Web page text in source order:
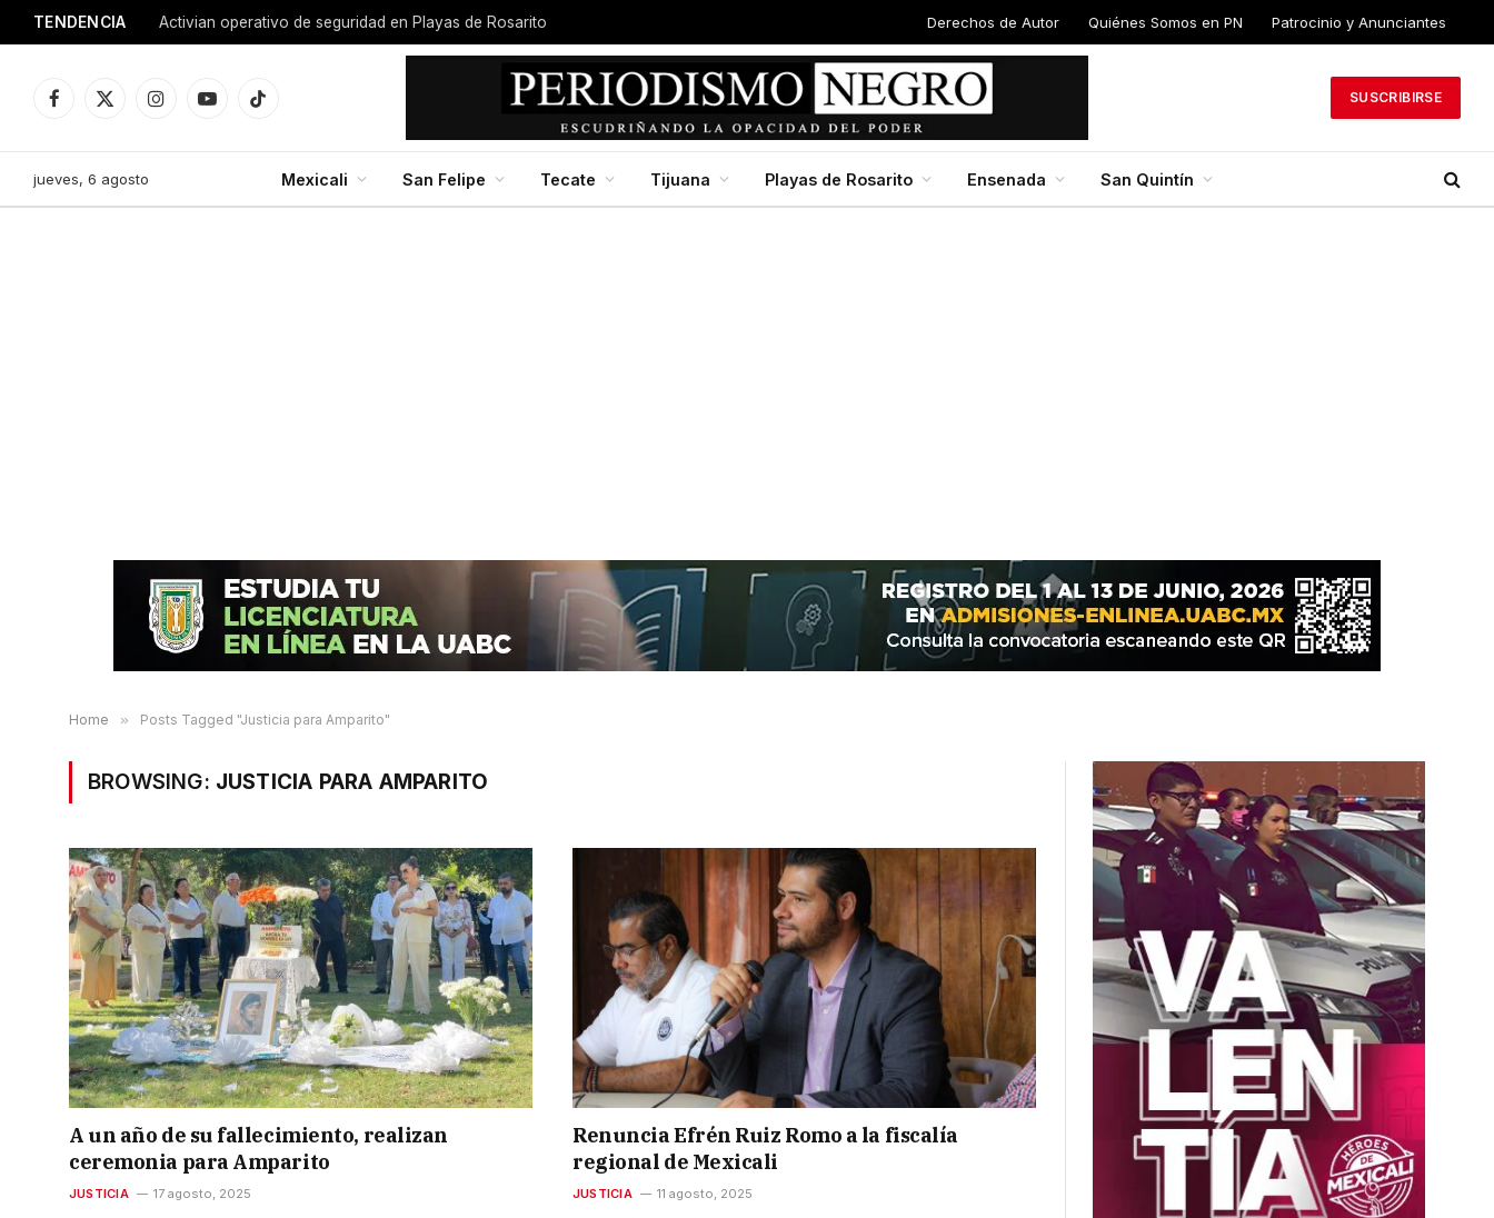
TENDENCIA Activian operativo de seguridad en Playas de Rosarito Derechos de Autor Quiénes Somos en PN Patrocinio y Anunciantes
Facebook
X
InstagramYouTubeTikTok
SUSCRIBIRSE
jueves, 6 agosto Mexicali San Felipe Tecate Tijuana Playas de Rosarito Ensenada San Quintín
Home » Posts Tagged "Justicia para Amparito"
BROWSING: JUSTICIA PARA AMPARITO
A un año de su fallecimiento, realizan
ceremonia para Amparito
JUSTICIA 17 agosto, 2025
Renuncia Efrén Ruiz Romo a la fiscalía
regional de Mexicali
JUSTICIA 11 agosto, 2025